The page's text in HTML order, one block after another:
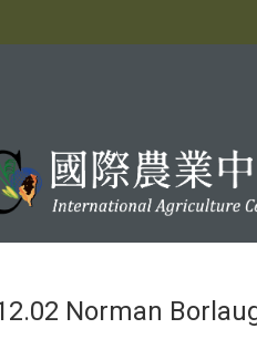
Norman